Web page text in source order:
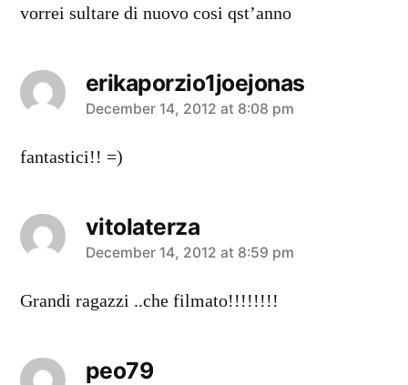
vorrei sultare di nuovo cosi qst’anno
erikaporzio1joejonas
says:
December 14, 2012 at 8:08 pm
fantastici!! =)
vitolaterza
says:
December 14, 2012 at 8:59 pm
Grandi ragazzi ..che filmato!!!!!!!!
peo79